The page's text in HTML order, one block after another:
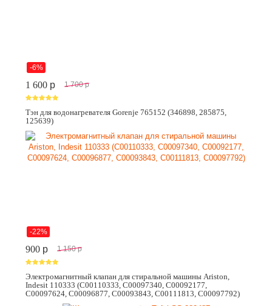
-6%
1 600 p 1 700 p
Тэн для водонагревателя Gorenje 765152 (346898, 285875,
125639)
-22%
900 p 1 150 p
Электромагнитный клапан для стиральной машины Ariston,
Indesit 110333 (C00110333, C00097340, C00092177,
C00097624, C00096877, C00093843, C00111813, C00097792)